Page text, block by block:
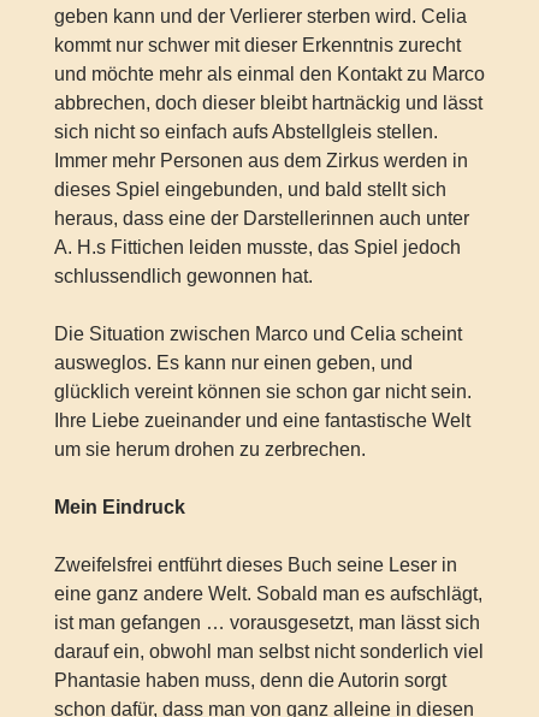
geben kann und der Verlierer sterben wird. Celia
kommt nur schwer mit dieser Erkenntnis zurecht
und möchte mehr als einmal den Kontakt zu Marco
abbrechen, doch dieser bleibt hartnäckig und lässt
sich nicht so einfach aufs Abstellgleis stellen.
Immer mehr Personen aus dem Zirkus werden in
dieses Spiel eingebunden, und bald stellt sich
heraus, dass eine der Darstellerinnen auch unter
A. H.s Fittichen leiden musste, das Spiel jedoch
schlussendlich gewonnen hat.
Die Situation zwischen Marco und Celia scheint
ausweglos. Es kann nur einen geben, und
glücklich vereint können sie schon gar nicht sein.
Ihre Liebe zueinander und eine fantastische Welt
um sie herum drohen zu zerbrechen.
Mein Eindruck
Zweifelsfrei entführt dieses Buch seine Leser in
eine ganz andere Welt. Sobald man es aufschlägt,
ist man gefangen … vorausgesetzt, man lässt sich
darauf ein, obwohl man selbst nicht sonderlich viel
Phantasie haben muss, denn die Autorin sorgt
schon dafür, dass man von ganz alleine in diesen